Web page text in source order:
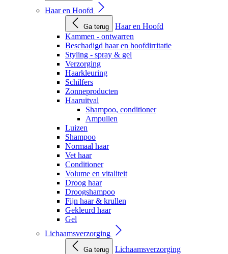
Haar en Hoofd
Ga terug
Haar en Hoofd
Kammen - ontwarren
Beschadigd haar en hoofdirritatie
Styling - spray & gel
Verzorging
Haarkleuring
Schilfers
Zonneproducten
Haaruitval
Shampoo, conditioner
Ampullen
Luizen
Shampoo
Normaal haar
Vet haar
Conditioner
Volume en vitaliteit
Droog haar
Droogshampoo
Fijn haar & krullen
Gekleurd haar
Gel
Lichaamsverzorging
Ga terug
Lichaamsverzorging